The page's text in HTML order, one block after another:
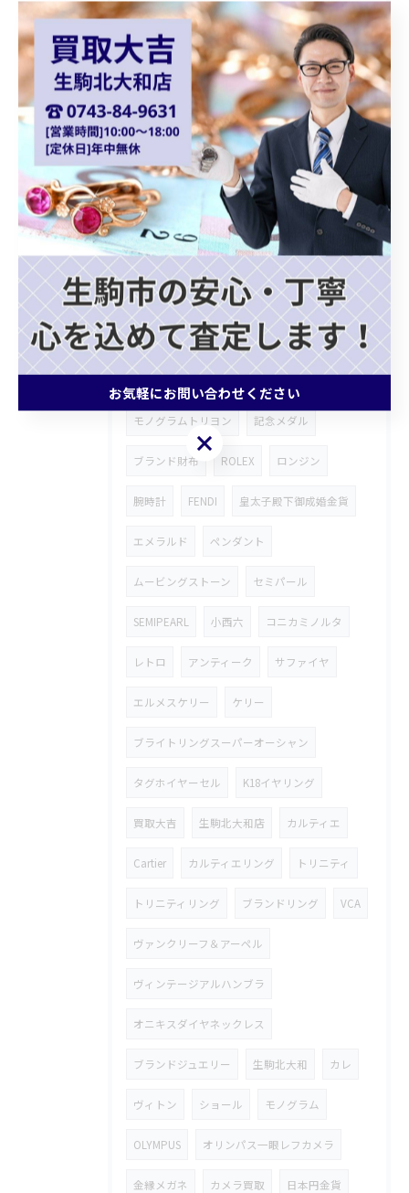
フェンディチェンジベルト
シルバーアクセサリー 御在位金貨
オーストリア金貨 コロナ金貨
天皇陛下御即位金貨 シャネルバッグ
ダイアナモデル ブランドバッグ
貴金属買取 ショパール Chopard
クォーツ カプシーヌ プラダバッグ
グッチショルダーバッグ
ホワイトゴールドアクセサリー
モノグラムトリヨン 記念メダル
ブランド財布 ROLEX ロンジン
腕時計 FENDI 皇太子殿下御成婚金貨
エメラルド ペンダント
ムービングストーン セミパール
SEMIPEARL 小西六 コニカミノルタ
レトロ アンティーク サファイヤ
エルメスケリー ケリー
ブライトリングスーパーオーシャン
タグホイヤーセル K18イヤリング
買取大吉 生駒北大和店 カルティエ
Cartier カルティエリング トリニティ
トリニティリング ブランドリング VCA
ヴァンクリーフ＆アーペル
ヴィンテージアルハンブラ
オニキスダイヤネックレス
ブランドジュエリー 生駒北大和 カレ
ヴィトン ショール モノグラム
OLYMPUS オリンパス一眼レフカメラ
金縁メガネ カメラ買取 日本円金貨
お気軽にお問い合わせください
お気軽にお問い合わせください